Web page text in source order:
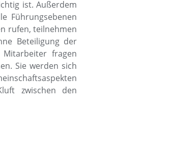
ist. Außerdem
Führungsebenen
rufen, teilnehmen
Beteiligung der
fragen
Sie werden sich
zwischen den